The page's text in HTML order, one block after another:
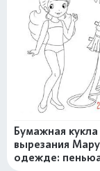
Бумажная
вырезания
одежде: